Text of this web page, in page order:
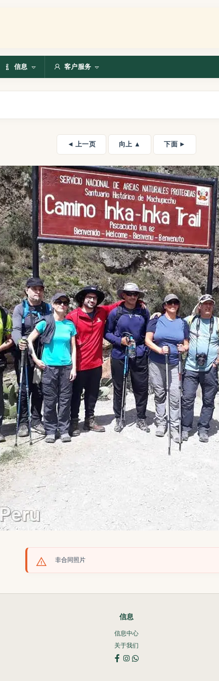
信息 客户服务
◄ 上一页 向上 ▲ 下面 ►
非合同照片
信息
信息中心
关于我们